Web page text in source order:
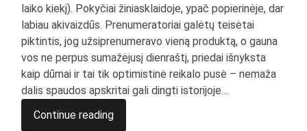
laiko kiekį). Pokyčiai žiniasklaidoje, ypač popierinėje, dar
labiau akivaizdūs. Prenumeratoriai galėtų teisėtai
piktintis, jog užsiprenumeravo vieną produktą, o gauna
vos ne perpus sumažėjusį dienraštį, priedai išnyksta
kaip dūmai ir tai tik optimistinė reikalo pusė – nemaža
dalis spaudos apskritai gali dingti istorijoje…
Continue reading